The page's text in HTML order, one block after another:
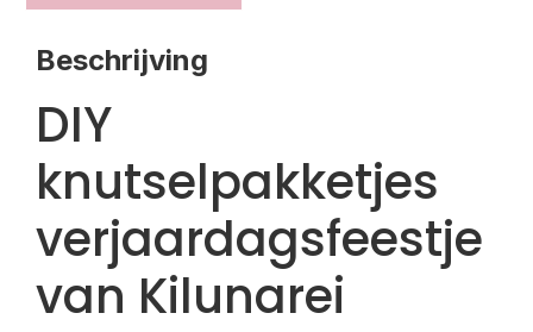
Beschrijving
DIY
knutselpakketjes
verjaardagsfeestje
van Kilunarei